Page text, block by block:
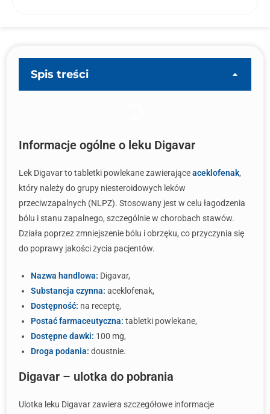
Spis treści
Informacje ogólne o leku Digavar
Lek Digavar to tabletki powlekane zawierająceaceklofenak,
który należy do grupy niesteroidowych leków
przeciwzapalnych (NLPZ). Stosowany jest w celu łagodzenia
bólu i stanu zapalnego, szczególnie w chorobach stawów.
Działa poprzez zmniejszenie bólu i obrzęku, co przyczynia się
do poprawy jakości życia pacjentów.
Nazwa handlowa: Digavar,
Substancja czynna: aceklofenak,
Dostępność: na receptę,
Postać farmaceutyczna: tabletki powlekane,
Dostępne dawki: 100 mg,
Droga podania: doustnie.
Digavar – ulotka do pobrania
Ulotka leku Digavar zawiera szczegółowe informacje